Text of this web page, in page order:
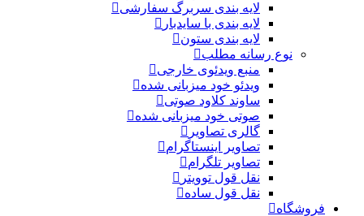
لایه بندی سربرگ سفارشی
لایه بندی با سایدبار
لایه بندی ستون
نوع رسانه مطلب
منبع ویدئوی خارجی
ویدئو خود میزبانی شده
ساوند کلاود صوتی
صوتی خود میزبانی شده
گالری تصاویر
تصاویر اینستاگرام
تصاویر تلگرام
نقل قول توویتر
نقل قول ساده
فروشگاه